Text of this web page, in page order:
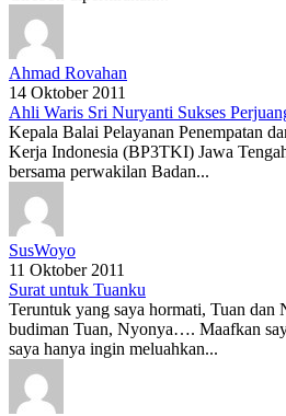
Ahmad Rovahan
14 Oktober 2011
Ahli Waris Sri Nuryanti Sukses
Kepala Balai Pelayanan Penempatan
Kerja Indonesia (BP3TKI) Jawa
bersama perwakilan Badan...
SusWoyo
11 Oktober 2011
Surat untuk Tuanku
Teruntuk yang saya hormati, Tuan
budiman Tuan, Nyonya…. Maafkan
saya hanya ingin meluahkan...